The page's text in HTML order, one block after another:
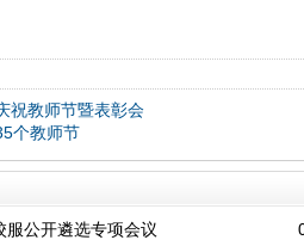
祝教师节暨表彰会
个教师节
公开遴选专项会议